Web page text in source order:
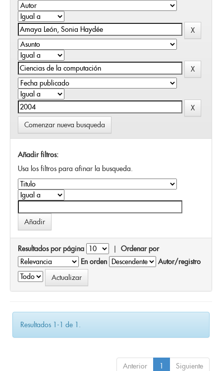
Comenzar nueva busqueda
Añadir filtros:
Usa los filtros para afinar la busqueda.
Resultados por página | Ordenar por
En orden
Autor/registro
Resultados 1-1 de 1.
Anterior 1 Siguiente